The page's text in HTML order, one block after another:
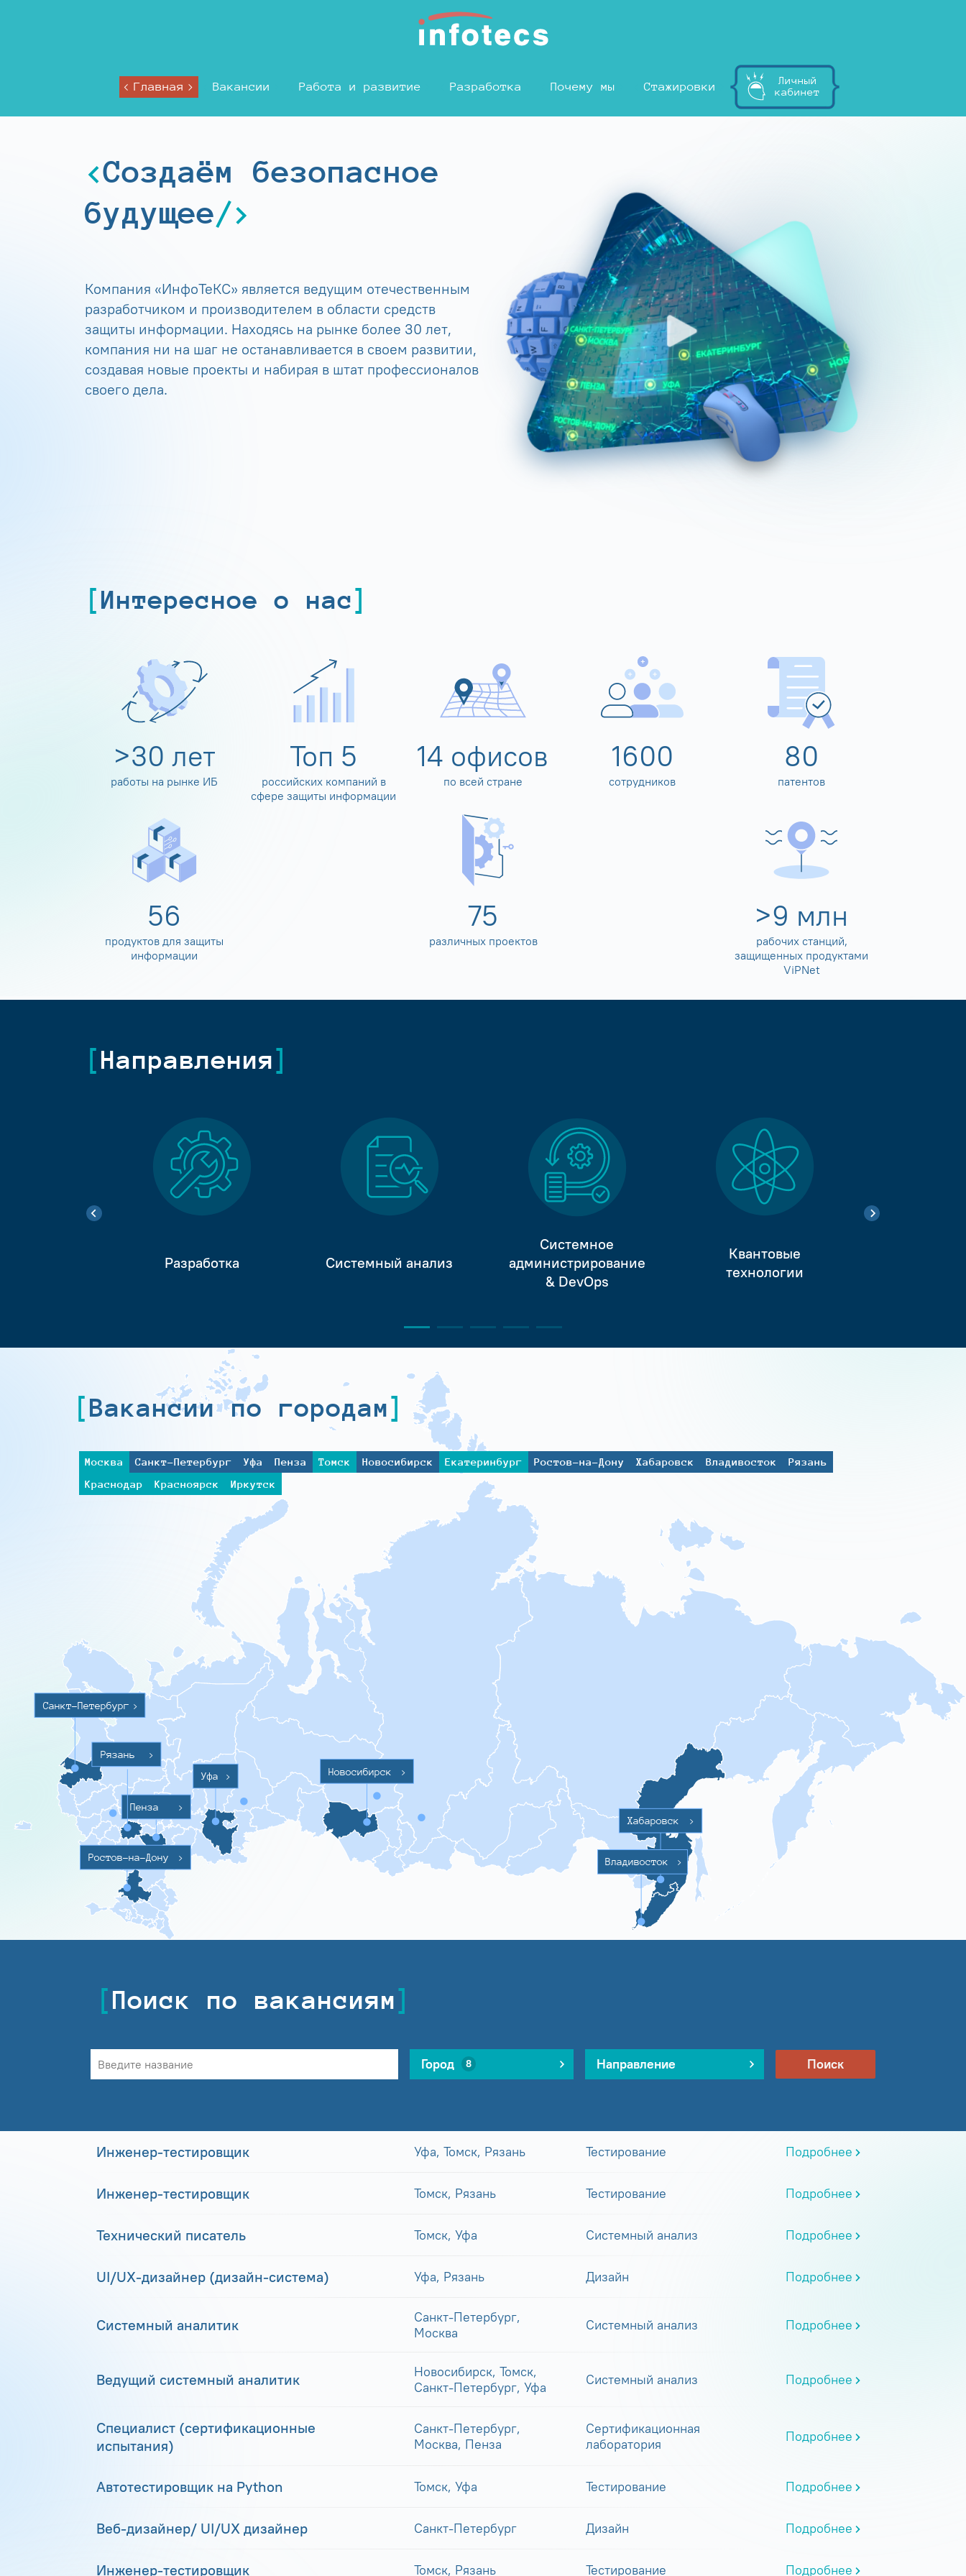
Главная Вакансии Работа и развитие Разработка Почему мы Стажировки
Личный
кабинет
Создаём безопасное
будущее
Компания «ИнфоТеКС» является ведущим отечественным
разработчиком и производителем в области средств
защиты информации. Находясь на рынке более 30 лет,
компания ни на шаг не останавливается в своем развитии,
создавая новые проекты и набирая в штат профессионалов
своего дела.
Интересное о нас
>30 лет
работы на рынке ИБ
Топ 5
российских компаний в
сфере защиты информации
14 офисов
по всей стране
1600
сотрудников
80
патентов
60
продуктов для защиты
информации
80
различных проектов
>10 млн
рабочих станций,
защищенных продуктами
ViPNet
Направления
Разработка Системный анализ
Системное
администрирование
& DevOps
Квантовые
технологии
Вакансии по городам
Москва Санкт-Петербург Уфа Пенза Томск Новосибирск Екатеринбург Ростов-на-Дону Хабаровск Владивосток
Рязань
Краснодар
Красноярск Иркутск
Санкт-Петербург >
Ростов-на-Дону >
Пенза >
Уфа > Новосибирск >
Хабаровск >
Владивосток >
Рязань >
Поиск по вакансиям
Город 8 Направление Поиск
Инженер-тестировщик Уфа, Томск, Рязань Тестирование Подробнее
Инженер-тестировщик Томск, Рязань Тестирование Подробнее
Технический писатель Томск, Уфа Системный анализ Подробнее
UI/UX-дизайнер (дизайн-система) Уфа, Рязань Дизайн Подробнее
Системный аналитик
Санкт-Петербург,
Москва
Системный анализ Подробнее
Ведущий системный аналитик
Новосибирск, Томск,
Санкт-Петербург, Уфа
Системный анализ Подробнее
Специалист (сертификационные
испытания)
Санкт-Петербург,
Москва, Пенза
Сертификационная
лаборатория
Подробнее
Автотестировщик на Python Томск, Уфа Тестирование Подробнее
Веб-дизайнер/ UI/UX дизайнер Санкт-Петербург Дизайн Подробнее
Инженер-тестировщик Томск, Рязань Тестирование Подробнее